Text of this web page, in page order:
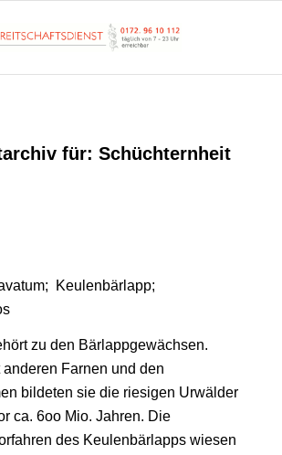
für: Schüchternheit
Keulenbärlapp;
zu den Bärlappgewächsen.
Farnen und den
bildeten sie die riesigen Urwälder
ca. 6oo Mio. Jahren. Die
des Keulenbärlapps wiesen